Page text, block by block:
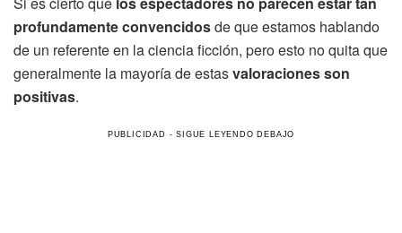
profundamente convencidosde que estamos hablando
de un referente en la ciencia ficción, pero esto no quita que
generalmente la mayoría de estasvaloraciones son
positivas.